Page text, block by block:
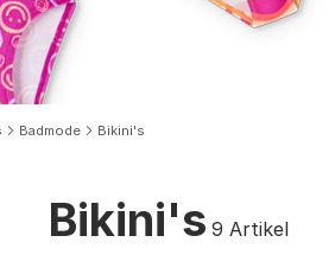
Badmode Bikini's
Bikini's 9 Artikel